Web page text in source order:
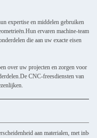
expertise en middelen gebruiken
ervaren machine-team
die aan uw exacte eisen
over uw projecten en zorgen voor
CNC-freesdiensten van
aan materialen, met